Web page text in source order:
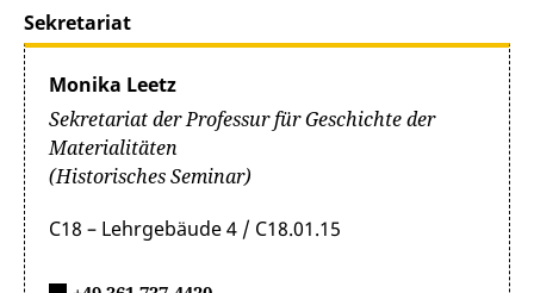
Sekretariat
Monika Leetz
Sekretariat der Professur für Geschichte der
Materialitäten
(Historisches Seminar)
C18 – Lehrgebäude 4 / C18.01.15